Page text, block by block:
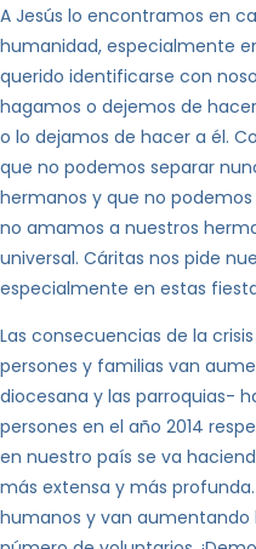
A Jesús lo encontramos en
humanidad, especialmente
querido identificarse con
hagamos o dejemos de
o lo dejamos de hacer a él.
que no podemos separar
hermanos y que no
no amamos a nuestros
universal. Cáritas nos pide
especialmente en estas
Las consecuencias de la
persones y familias van
diocesana y las parroquias-
persones en el año 2014
en nuestro país se va
más extensa y más
humanos y van aumentando